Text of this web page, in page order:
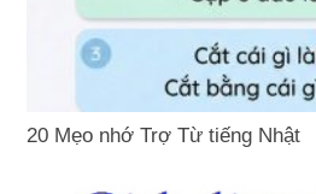
20 Mẹo nhớ Trợ Từ tiếng Nhật